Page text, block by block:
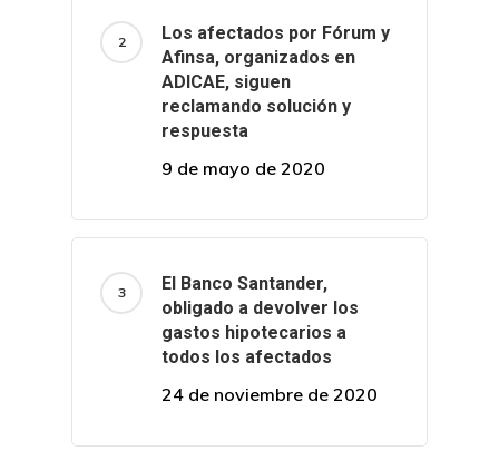
Los afectados por Fórum y
Afinsa, organizados en
ADICAE, siguen
reclamando solución y
respuesta
9 de mayo de 2020
El Banco Santander,
obligado a devolver los
gastos hipotecarios a
todos los afectados
24 de noviembre de 2020